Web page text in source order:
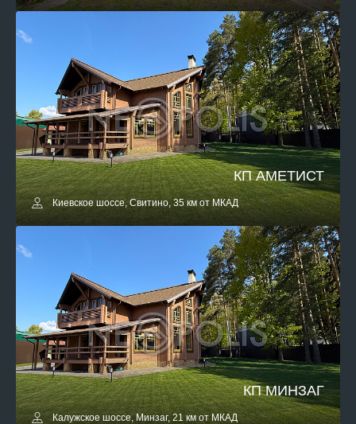
КП АМЕТИСТ
Киевское шоссе, Свитино, 35 км от МКАД
КП МИНЗАГ
Калужское шоссе, Минзаг, 21 км от МКАД